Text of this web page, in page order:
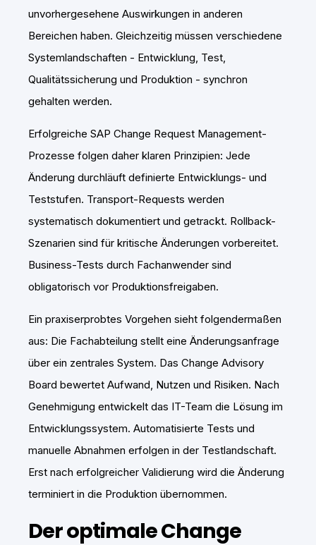
unvorhergesehene Auswirkungen in anderen
Bereichen haben. Gleichzeitig müssen verschiedene
Systemlandschaften - Entwicklung, Test,
Qualitätssicherung und Produktion - synchron
gehalten werden.
Erfolgreiche SAP Change Request Management-
Prozesse folgen daher klaren Prinzipien: Jede
Änderung durchläuft definierte Entwicklungs- und
Teststufen. Transport-Requests werden
systematisch dokumentiert und getrackt. Rollback-
Szenarien sind für kritische Änderungen vorbereitet.
Business-Tests durch Fachanwender sind
obligatorisch vor Produktionsfreigaben.
Ein praxiserprobtes Vorgehen sieht folgendermaßen
aus: Die Fachabteilung stellt eine Änderungsanfrage
über ein zentrales System. Das Change Advisory
Board bewertet Aufwand, Nutzen und Risiken. Nach
Genehmigung entwickelt das IT-Team die Lösung im
Entwicklungssystem. Automatisierte Tests und
manuelle Abnahmen erfolgen in der Testlandschaft.
Erst nach erfolgreicher Validierung wird die Änderung
terminiert in die Produktion übernommen.
Der optimale Change